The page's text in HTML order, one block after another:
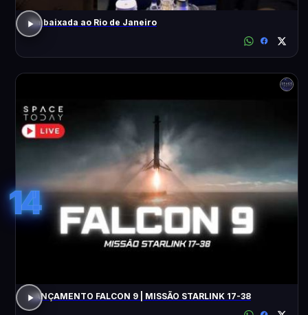
Da baixada ao Rio de Janeiro
14
LANÇAMENTO FALCON 9 | MISSÃO STARLINK 17-38